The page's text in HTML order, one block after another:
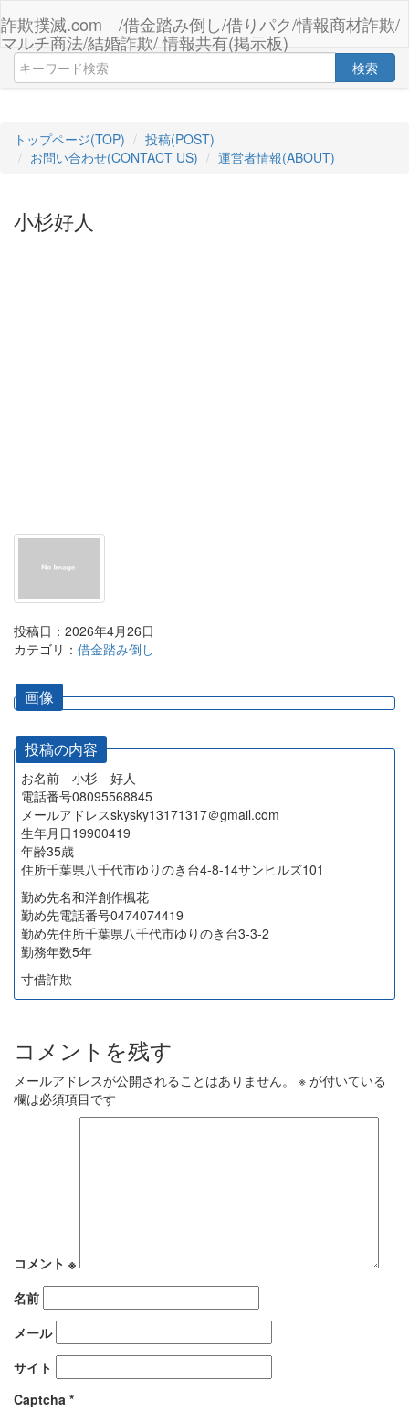
詐欺撲滅.com /借金踏み倒し/借りパク/情報商材詐欺/
マルチ商法/結婚詐欺/ 情報共有(掲示板)
検索
トップページ(TOP)
投稿(POST)
お問い合わせ(CONTACT US)
運営者情報(ABOUT)
小杉好人
投稿日：2026年4月26日
カテゴリ： 借金踏み倒し
画像
投稿の内容
お名前 小杉 好人
電話番号08095568845
メールアドレスskysky13171317＠gmail.com
生年月日19900419
年齢35歳
住所千葉県八千代市ゆりのき台4-8-14サンヒルズ101
勤め先名和洋創作楓花
勤め先電話番号0474074419
勤め先住所千葉県八千代市ゆりのき台3-3-2
勤務年数5年
寸借詐欺
コメントを残す
メールアドレスが公開されることはありません。 ※ が付いている
欄は必須項目です
コメント ※
名前
メール
サイト
Captcha *